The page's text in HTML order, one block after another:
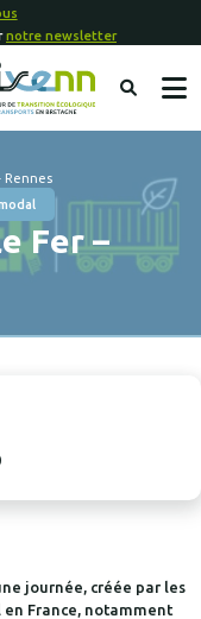
notre newsletter
Rennes
Fer –
journée, créée par les
France, notamment